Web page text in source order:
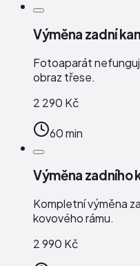
Výměna zadní
Fotoaparát
obraz třese.
2 290 Kč
60 min
Výměna zadního
Kompletní výměna
kovového rámu.
2 990 Kč